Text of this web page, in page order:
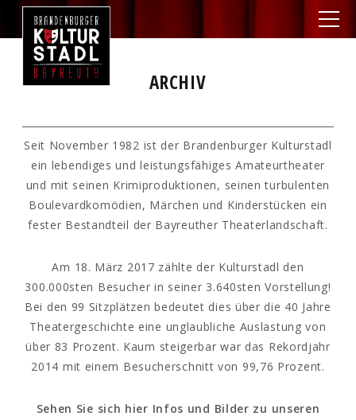
ARCHIV
Seit November 1982 ist der Brandenburger Kulturstadl
ein lebendiges und leistungsfähiges Amateurtheater
und mit seinen Krimiproduktionen, seinen turbulenten
Boulevardkomödien, Märchen und Kinderstücken ein
fester Bestandteil der Bayreuther Theaterlandschaft.
Am 18. März 2017 zählte der Kulturstadl den
300.000sten Besucher in seiner 3.640sten Vorstellung!
Bei den 99 Sitzplätzen bedeutet dies über die 40 Jahre
Theatergeschichte eine unglaubliche Auslastung von
über 83 Prozent. Kaum steigerbar war das Rekordjahr
2014 mit einem Besucherschnitt von 99,76 Prozent.
Sehen Sie sich hier Infos und Bilder zu unseren